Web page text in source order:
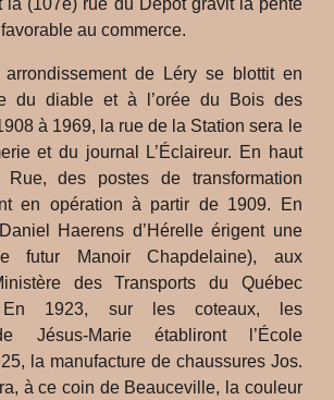
la (107e) rue du Dépôt gravit la pente
au commerce.
arrondissement de Léry se blottit en
du diable et à l’orée du Bois des
à 1969, la rue de la Station sera le
et du journal L’Éclaireur. En haut
des postes de transformation
en opération à partir de 1909. En
Haerens d’Hérelle érigent une
futur Manoir Chapdelaine), aux
des Transports du Québec
En 1923, sur les coteaux, les
Jésus-Marie établiront l’École
la manufacture de chaussures Jos.
à ce coin de Beauceville, la couleur